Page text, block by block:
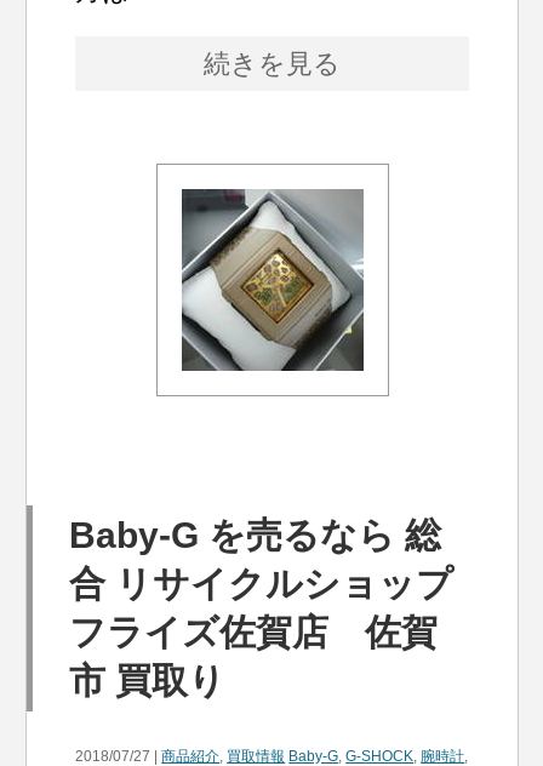
続きを見る
Baby-G を売るなら 総
合 リサイクルショップ
フライズ佐賀店 佐賀
市 買取り
2018/07/27 |商品紹介, 買取情報 Baby-G,G-SHOCK, 腕時計,